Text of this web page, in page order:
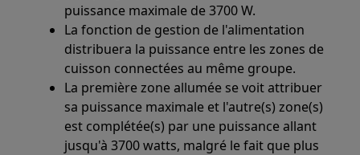
puissance maximale de 3700 W.
La fonction de gestion de l'alimentation
distribuera la puissance entre les zones de
cuisson connectées au même groupe.
La première zone allumée se voit attribuer
sa puissance maximale et l'autre(s) zone(s)
est complétée(s) par une puissance allant
jusqu'à 3700 watts, malgré le fait que plus